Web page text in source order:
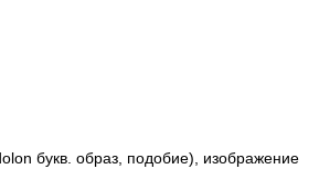
букв. образ, подобие), изображение